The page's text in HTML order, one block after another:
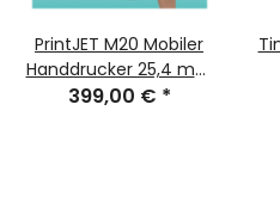
PrintJET M20 Mobiler
Handdrucker 25,4 mm
Kunststoff
399,00 € *